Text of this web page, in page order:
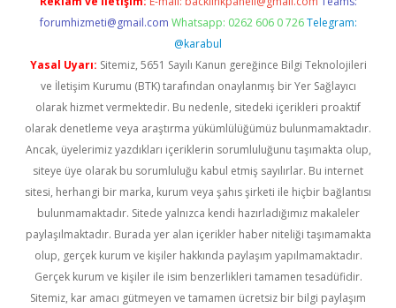
forumhizmeti@gmail.com Whatsapp: 0262 606 0 726 Telegram:
@karabul
Yasal Uyarı: Sitemiz, 5651 Sayılı Kanun gereğince Bilgi Teknolojileri
ve İletişim Kurumu (BTK) tarafından onaylanmış bir Yer Sağlayıcı
olarak hizmet vermektedir. Bu nedenle, sitedeki içerikleri proaktif
olarak denetleme veya araştırma yükümlülüğümüz bulunmamaktadır.
Ancak, üyelerimiz yazdıkları içeriklerin sorumluluğunu taşımakta olup,
siteye üye olarak bu sorumluluğu kabul etmiş sayılırlar. Bu internet
sitesi, herhangi bir marka, kurum veya şahıs şirketi ile hiçbir bağlantısı
bulunmamaktadır. Sitede yalnızca kendi hazırladığımız makaleler
paylaşılmaktadır. Burada yer alan içerikler haber niteliği taşımamakta
olup, gerçek kurum ve kişiler hakkında paylaşım yapılmamaktadır.
Gerçek kurum ve kişiler ile isim benzerlikleri tamamen tesadüfidir.
Sitemiz, kar amacı gütmeyen ve tamamen ücretsiz bir bilgi paylaşım